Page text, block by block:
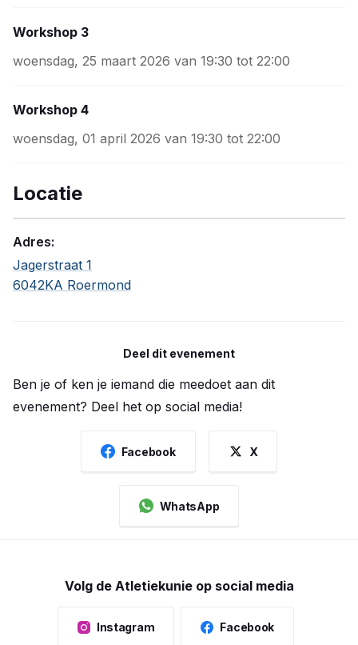
Workshop 3
woensdag, 25 maart 2026 van 19:30 tot 22:00
Workshop 4
woensdag, 01 april 2026 van 19:30 tot 22:00
Locatie
Adres:
Jagerstraat 1
6042KA Roermond
Deel dit evenement
Ben je of ken je iemand die meedoet aan dit
evenement? Deel het op social media!
Facebook X
WhatsApp
Volg de Atletiekunie op social media
Instagram Facebook